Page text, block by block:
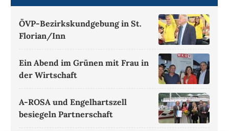
ÖVP-Bezirkskundgebung in St.
Florian/Inn
Ein Abend im Grünen mit Frau in
der Wirtschaft
A-ROSA und Engelhartszell
besiegeln Partnerschaft